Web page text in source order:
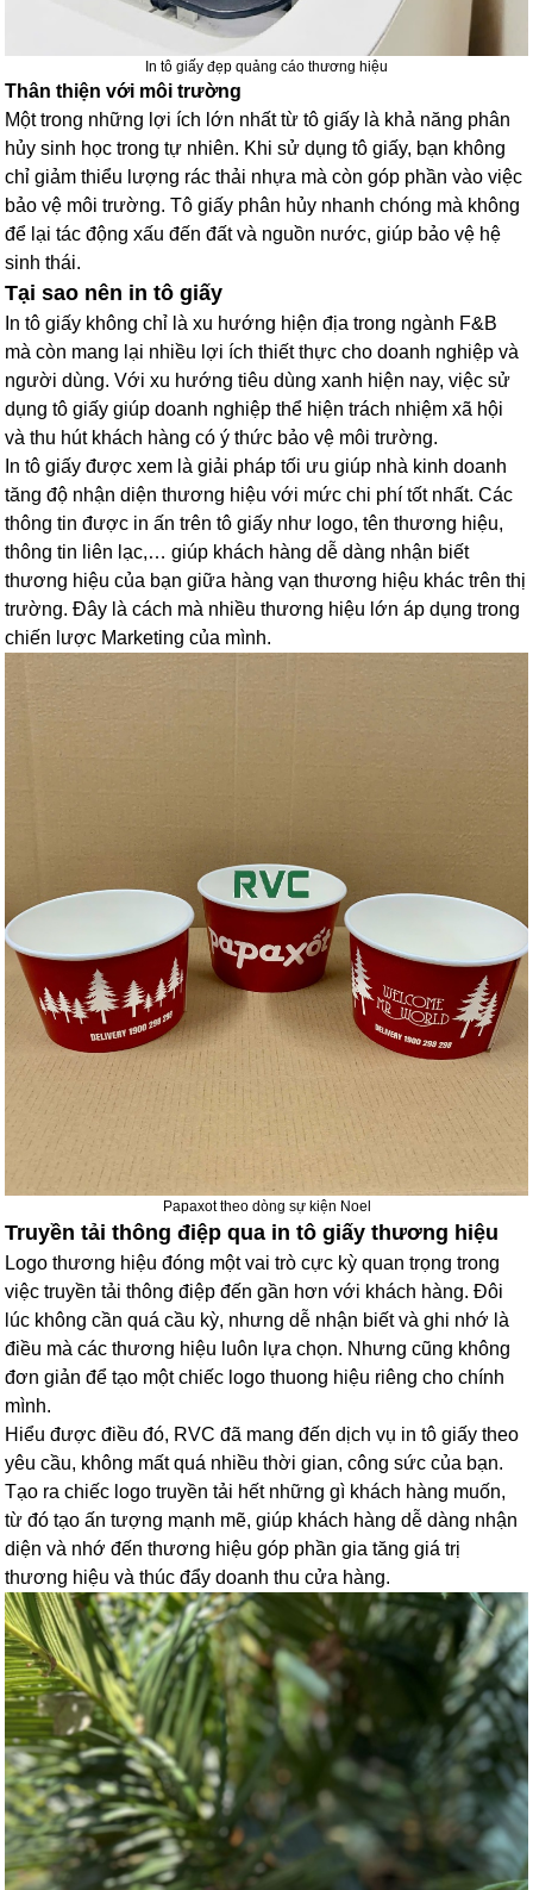
In tô giấy đẹp quảng cáo thương hiệu
Thân thiện với môi trường
Một trong những lợi ích lớn nhất từ tô giấy là khả năng phân
hủy sinh học trong tự nhiên. Khi sử dụng tô giấy, bạn không
chỉ giảm thiểu lượng rác thải nhựa mà còn góp phần vào việc
bảo vệ môi trường. Tô giấy phân hủy nhanh chóng mà không
để lại tác động xấu đến đất và nguồn nước, giúp bảo vệ hệ
sinh thái.
Tại sao nên in tô giấy
In tô giấy không chỉ là xu hướng hiện địa trong ngành F&B
mà còn mang lại nhiều lợi ích thiết thực cho doanh nghiệp và
người dùng. Với xu hướng tiêu dùng xanh hiện nay, việc sử
dụng tô giấy giúp doanh nghiệp thể hiện trách nhiệm xã hội
và thu hút khách hàng có ý thức bảo vệ môi trường.
In tô giấy được xem là giải pháp tối ưu giúp nhà kinh doanh
tăng độ nhận diện thương hiệu với mức chi phí tốt nhất. Các
thông tin được in ấn trên tô giấy như logo, tên thương hiệu,
thông tin liên lạc,… giúp khách hàng dễ dàng nhận biết
thương hiệu của bạn giữa hàng vạn thương hiệu khác trên thị
trường. Đây là cách mà nhiều thương hiệu lớn áp dụng trong
chiến lược Marketing của mình.
Papaxot theo dòng sự kiện Noel
Truyền tải thông điệp qua in tô giấy thương hiệu
Logo thương hiệu đóng một vai trò cực kỳ quan trọng trong
việc truyền tải thông điệp đến gần hơn với khách hàng. Đôi
lúc không cần quá cầu kỳ, nhưng dễ nhận biết và ghi nhớ là
điều mà các thương hiệu luôn lựa chọn. Nhưng cũng không
đơn giản để tạo một chiếc logo thuong hiệu riêng cho chính
mình.
Hiểu được điều đó, RVC đã mang đến dịch vụ in tô giấy theo
yêu cầu, không mất quá nhiều thời gian, công sức của bạn.
Tạo ra chiếc logo truyền tải hết những gì khách hàng muốn,
từ đó tạo ấn tượng mạnh mẽ, giúp khách hàng dễ dàng nhận
diện và nhớ đến thương hiệu góp phần gia tăng giá trị
thương hiệu và thúc đẩy doanh thu cửa hàng.